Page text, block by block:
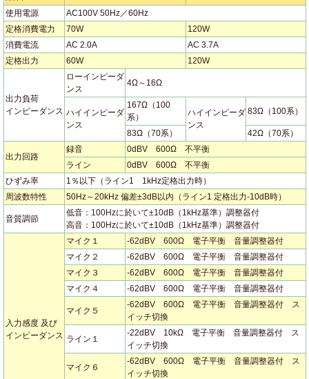
使用電源
AC100V 50Hz／60Hz
定格消費電力
70W
120W
消費電流
AC 2.0A
AC 3.7A
定格出力
60W 120W
出力負荷
インピーダンス
ローインピーダ
ンス
4Ω～16Ω
ハイインピーダ
ンス
167Ω（100
系）
ハイインピーダ
ンス
83Ω（100系）
83Ω（70系） 42Ω（70系）
出力回路
録音
0dBV 600Ω 不平衡
ライン
0dBV 600Ω 不平衡
ひずみ率
1％以下（ライン1 1kHz定格出力時）
周波数特性
50Hz～20kHz 偏差±3dB以内（ライン1 定格出力-10dB時）
音質調節
低音：100Hzに於いて±10dB（1kHz基準）調整器付
高音：100Hzに於いて±10dB（1kHz基準）調整器付
入力感度 及び
インピーダンス
マイク１
-62dBV 600Ω 電子平衡 音量調整器付
マイク２
-62dBV 600Ω 電子平衡 音量調整器付
マイク３
-62dBV 600Ω 電子平衡 音量調整器付
マイク４
-62dBV 600Ω 電子平衡 音量調整器付
マイク５
-62dBV 600Ω 電子平衡 音量調整器付 ス
イッチ切換
ライン１
-22dBV 10kΩ 電子平衡 音量調整器付 ス
イッチ切換
マイク６
-62dBV 600Ω 電子平衡 音量調整器付 ス
イッチ切換